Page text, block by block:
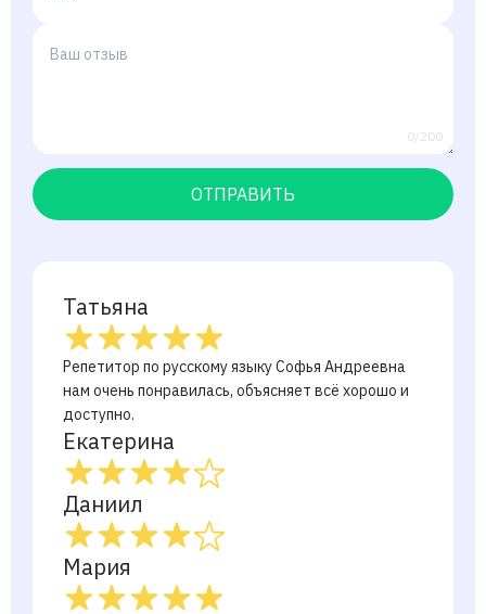
0/200
ОТПРАВИТЬ
Татьяна
Репетитор по русскому языку Софья Андреевна
нам очень понравилась, объясняет всё хорошо и
доступно.
Екатерина
Даниил
Мария